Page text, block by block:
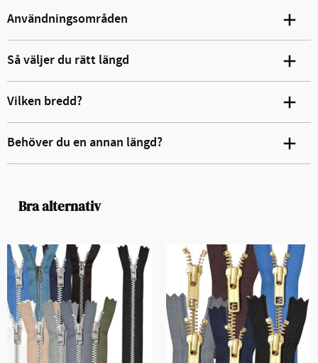
Användningsområden
Så väljer du rätt längd
Vilken bredd?
Behöver du en annan längd?
Bra alternativ